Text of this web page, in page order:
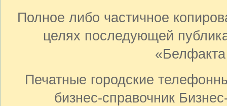
Полное либо частичное
целях последующей
Печатные городские
бизнес-справочник